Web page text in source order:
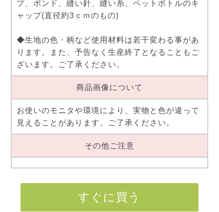
プ、ボンド、縫い針、縫い糸、ペットボトルのキ
ャップ(直径約3ｃｍのもの)
◆生地の色・柄など使用材料は若干変わる事があ
ります。また、予告なく生産終了となることもご
ざいます。ご了承ください。
商品画像について
お使いのモニタや環境により、実物と色が違って
見えることがあります。ご了承ください。
その他ご注意
すぐに買う